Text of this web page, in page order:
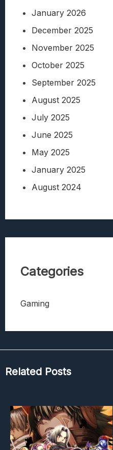
January 2026
December 2025
November 2025
October 2025
September 2025
August 2025
July 2025
June 2025
May 2025
January 2025
August 2024
Categories
Gaming
Related Posts